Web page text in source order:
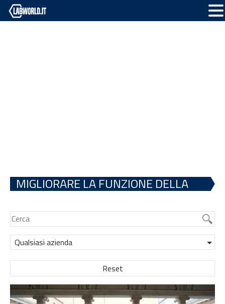
MIGLIORARE LA FUNZIONE DELLA
GLUCOCEREBROSIDASI
Qualsiasi azienda
Reset